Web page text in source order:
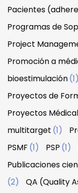
Pacientes
Programas de
Project
Promoción a
bioestimulación(1)
Proyectos de
Proyectos
multitarget (1)
PSMF (1) PSP (1)
Publicaciones
(2)
QA (Quality